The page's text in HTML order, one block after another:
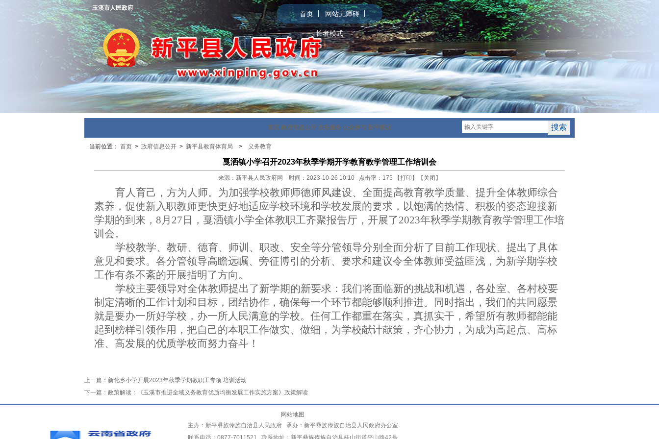
首页 网站无障碍
长者模式
玉溪市人民政府
首页 政府信息公开 政务服务 公众参与 新平概况
当前位置： 首页 > 政府信息公开 > 新平县教育体育局 > 义务教育
戛洒镇小学召开2023年秋季学期开学教育教学管理工作培训会
来源：新平县人民政府网 时间：2023-10-26 10:10 点击率： 175 【打印 】【 关闭 】
育人育己 ，方为 人 师。为加强学校教师师德师风建设、全面提高教育教学质量、提升全体教师综合
素养，促使新入职教师更快更好地适应学校环境和学校发展的要求，以饱满的热情、积极的姿态迎接新
学期的到来， 8月 27 日， 戛洒镇小学全体教职工齐聚报告厅，开展了2023年秋季学期教育教学管理工作培
训会。
学校教学、教研、德育、 师训、职改、安全等分管领导分别全面分析了 目前工作现状、提出了具体
意见和要求。 各分管领导高瞻远瞩、旁征博引 的分析、要求和建议令全体教师受益匪浅，为新学期学校
工作有条不紊的开展指明了方向。
学校主要领导对全体教师提出了新学期的新要求： 我们将面临新的挑战和机遇，各处室、 各村校要
制定清晰的工作计划和目标，团结协作，确保每一个环节都能够顺利推进。同时指出，我们的共同愿景
就是要办一所好学校，办一所人民满意的学校。 任何工作都重在落实，真抓实干，希望所有教师都能能
起到榜样引领作用，把自己的本职工作做实、做细，为学校献计献策，齐心协力，为成为高起点、高标
准、高发展的优质学校而努力奋斗！
上一篇： 新化乡小学开展2023年秋季学期教职工专项 培训活动
下一篇： 政策解读：《玉溪市推进全域义务教育优质均衡发展工作实施方案》政策解读
网站地图
主办：新平彝族傣族自治县人民政府 承办：新平彝族傣族自治县人民政府办公室
联系电话：0877-7011521 联系地址：新平彝族傣族自治县桂山街道平山路42号